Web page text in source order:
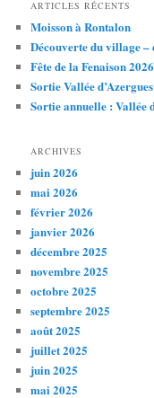
ARTICLES RÉCENTS
Moisson à Rontalon
Découverte du village –
Fête de la Fenaison 2026
Sortie Vallée d’Azergues
Sortie annuelle : Vallée
ARCHIVES
juin 2026
mai 2026
février 2026
janvier 2026
décembre 2025
novembre 2025
octobre 2025
septembre 2025
août 2025
juillet 2025
juin 2025
mai 2025